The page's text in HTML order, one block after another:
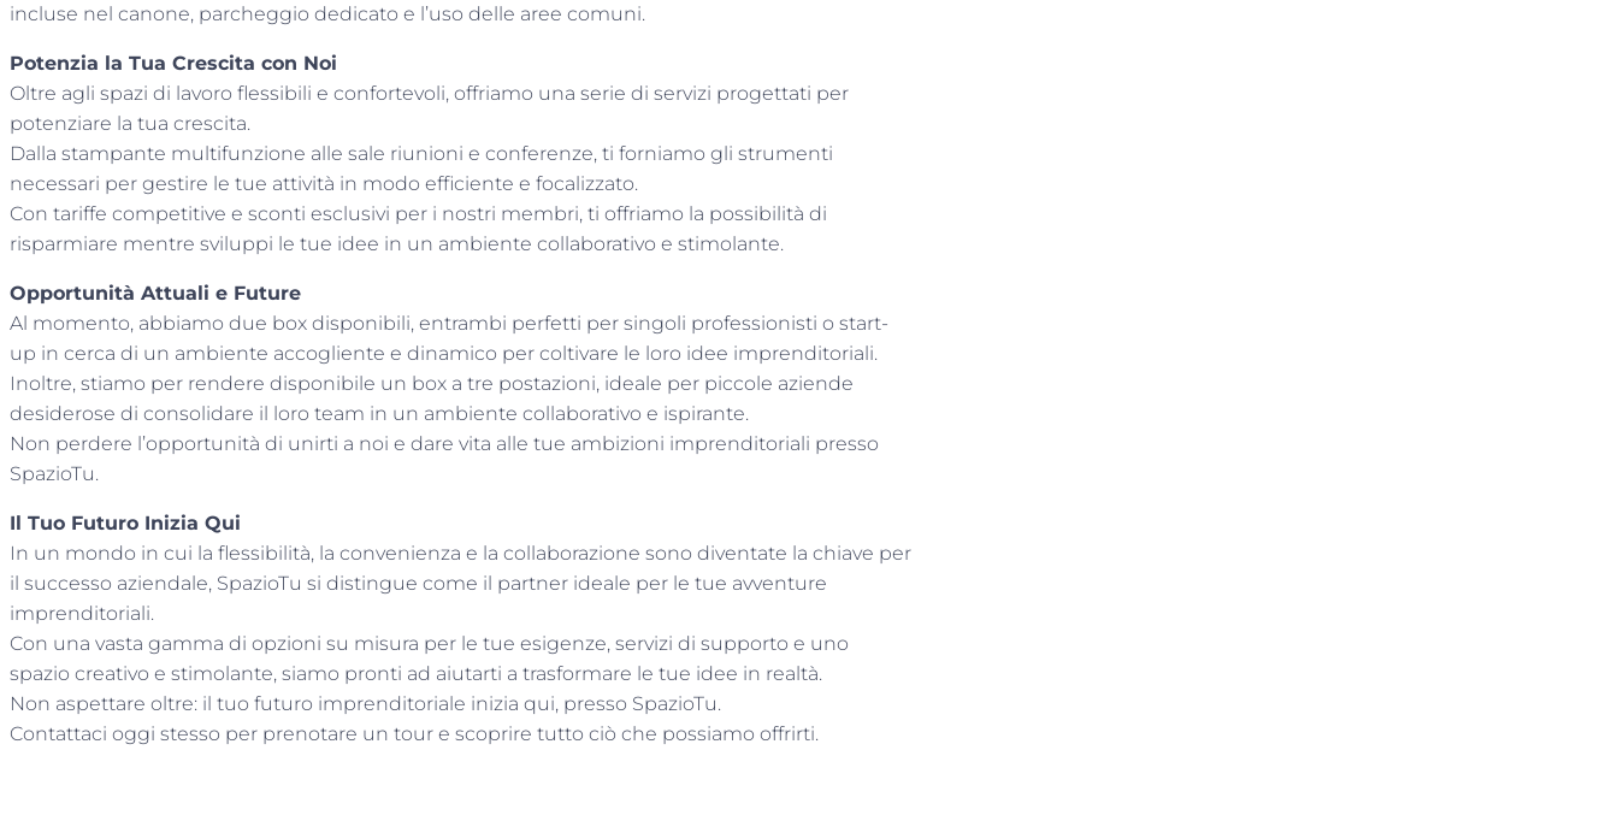
incluse nel canone, parcheggio dedicato e l’uso delle aree comuni.
Potenzia la Tua Crescita con Noi
Oltre agli spazi di lavoro flessibili e confortevoli, offriamo una serie di servizi progettati per
potenziare la tua crescita.
Dalla stampante multifunzione alle sale riunioni e conferenze, ti forniamo gli strumenti
necessari per gestire le tue attività in modo efficiente e focalizzato.
Con tariffe competitive e sconti esclusivi per i nostri membri, ti offriamo la possibilità di
risparmiare mentre sviluppi le tue idee in un ambiente collaborativo e stimolante.
Opportunità Attuali e Future
Al momento, abbiamo due box disponibili, entrambi perfetti per singoli professionisti o start-
up in cerca di un ambiente accogliente e dinamico per coltivare le loro idee imprenditoriali.
Inoltre, stiamo per rendere disponibile un box a tre postazioni, ideale per piccole aziende
desiderose di consolidare il loro team in un ambiente collaborativo e ispirante.
Non perdere l’opportunità di unirti a noi e dare vita alle tue ambizioni imprenditoriali presso
SpazioTu.
Il Tuo Futuro Inizia Qui
In un mondo in cui la flessibilità, la convenienza e la collaborazione sono diventate la chiave per
il successo aziendale, SpazioTu si distingue come il partner ideale per le tue avventure
imprenditoriali.
Con una vasta gamma di opzioni su misura per le tue esigenze, servizi di supporto e uno
spazio creativo e stimolante, siamo pronti ad aiutarti a trasformare le tue idee in realtà.
Non aspettare oltre: il tuo futuro imprenditoriale inizia qui, presso SpazioTu.
Contattaci oggi stesso per prenotare un tour e scoprire tutto ciò che possiamo offrirti.